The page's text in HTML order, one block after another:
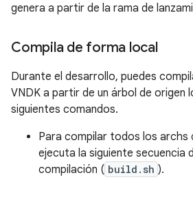
genera a partir de la rama de
Compila de forma local
Durante el desarrollo, puedes
VNDK a partir de un árbol de origen
siguientes comandos.
Para compilar todos los archs
ejecuta la siguiente secuencia
compilación ( build.sh ).